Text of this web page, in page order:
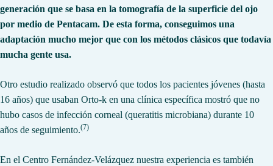
generación que se basa en la tomografía de la superficie del ojo
por medio de Pentacam. De esta forma, conseguimos una
adaptación mucho mejor que con los métodos clásicos que todavía
mucha gente usa.
Otro estudio realizado observó que todos los pacientes jóvenes (hasta
16 años) que usaban Orto-k en una clínica específica mostró que no
hubo casos de infección corneal (queratitis microbiana) durante 10
años de seguimiento.(7)
En el Centro Fernández-Velázquez nuestra experiencia es también